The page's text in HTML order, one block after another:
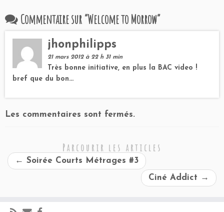
Commentaire sur “Welcome to Morrow”
jhonphilipps
21 mars 2012 à 22 h 31 min
Très bonne initiative, en plus la BAC video !
bref que du bon…
Les commentaires sont fermés.
Parcourir les articles
← Soirée Courts Métrages #3
Ciné Addict →